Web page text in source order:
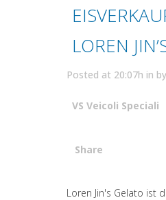
LOREN
Posted at 20:07h in by
VS Veicoli Speciali
Share
Attiva comando
Loren Jin's Gelato ist